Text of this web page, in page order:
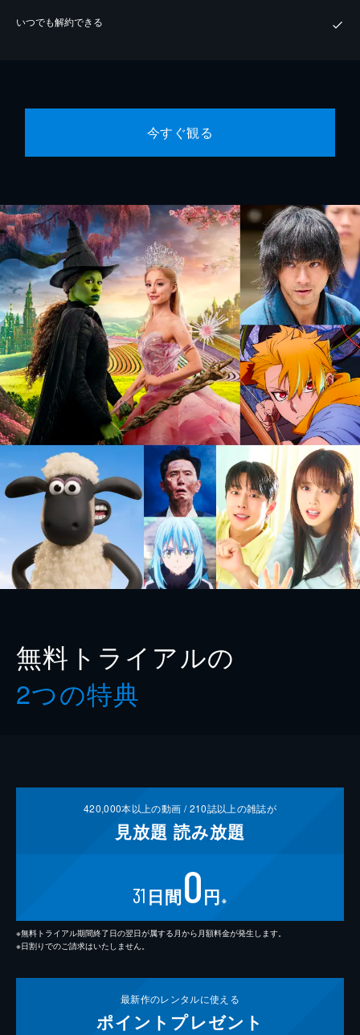
いつでも解約できる
今すぐ観る
無料トライアルの
2つの特典
420,000本以上の動画 /210誌以上の雑誌が
見放題 読み放題
31 日間0円 ※
※無料トライアル期間終了日の翌日が属する月から月額料金が発生します。
※日割りでのご請求はいたしません。
最新作のレンタルに使える
ポイント プレゼント